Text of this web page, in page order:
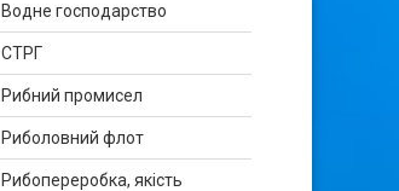
Водне господарство
СТРГ
Рибний промисел
Риболовний флот
Рибопереробка, якість